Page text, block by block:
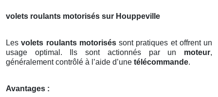
volets roulants motorisés sur Houppeville
Lesvolets roulants motoriséssont pratiques et offrent un
usage optimal. Ils sont actionnés par un moteur,
généralement contrôlé à l’aide d’une télécommande.
Avantages :